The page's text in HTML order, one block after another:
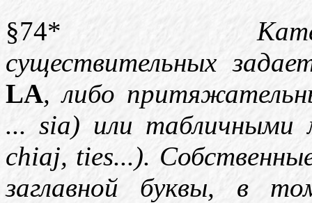
§74*
существительных
LA, либо
... sia) или табличными
chiaj, ties...).
заглавной буквы, в